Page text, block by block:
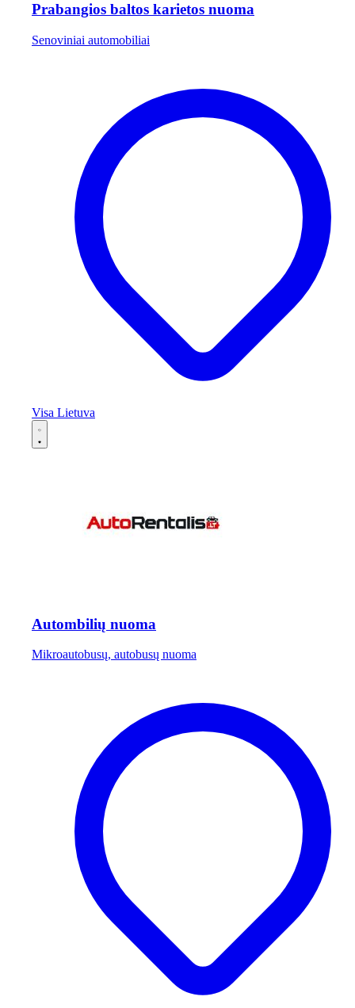
Prabangios baltos karietos nuoma
Senoviniai automobiliai
Visa Lietuva
Autombilių nuoma
Mikroautobusų, autobusų nuoma